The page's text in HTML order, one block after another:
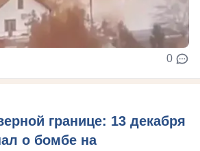
0
границе: 13 декабря
о бомбе на